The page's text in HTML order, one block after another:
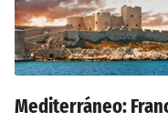
Mediterráneo: